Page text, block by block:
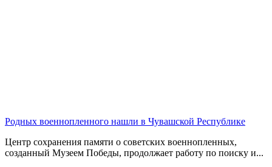
Родных военнопленного нашли в Чувашской Республике
Центр сохранения памяти о советских военнопленных,
созданный Музеем Победы, продолжает работу по поиску и...